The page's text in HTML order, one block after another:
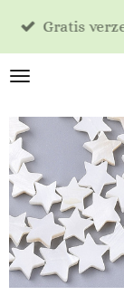
de
Gratis